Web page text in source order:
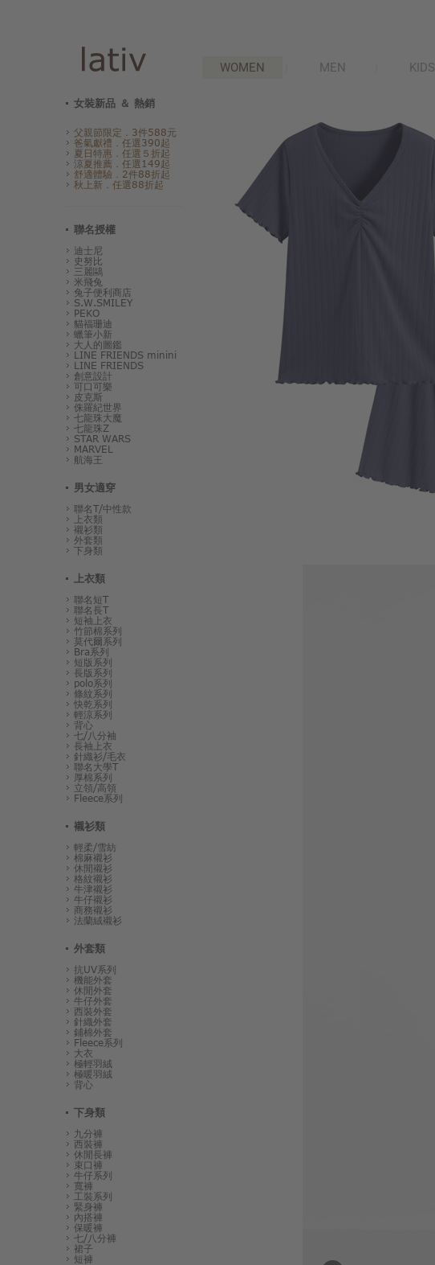
WOMEN MEN KIDS
女裝新品 ＆ 熱銷
父親節限定．3件588元
爸氣獻禮．任選390起
夏日特惠．任選５折起
涼夏推薦．任選149起
舒適體驗．2件88折起
秋上新．任選88折起
聯名授權
迪士尼
史努比
三麗鷗
米飛兔
兔子便利商店
S.W.SMILEY
PEKO
貓福珊迪
蠟筆小新
大人的圖鑑
LINE FRIENDS minini
LINE FRIENDS
創意設計
可口可樂
皮克斯
侏羅紀世界
七龍珠大魔
七龍珠Z
STAR WARS
MARVEL
航海王
男女適穿
聯名T/中性款
上衣類
襯衫類
外套類
下身類
上衣類
聯名短T
聯名長T
短袖上衣
竹節棉系列
莫代爾系列
Bra系列
短版系列
長版系列
polo系列
條紋系列
快乾系列
輕涼系列
背心
七/八分袖
長袖上衣
針織衫/毛衣
聯名大學T
厚棉系列
立領/高領
Fleece系列
襯衫類
輕柔/雪紡
棉麻襯衫
休閒襯衫
格紋襯衫
牛津襯衫
牛仔襯衫
商務襯衫
法蘭絨襯衫
外套類
抗UV系列
機能外套
休閒外套
牛仔外套
西裝外套
針織外套
鋪棉外套
Fleece系列
大衣
極輕羽絨
極暖羽絨
背心
下身類
九分褲
西裝褲
休閒長褲
束口褲
牛仔系列
寬褲
工裝系列
緊身褲
內搭褲
保暖褲
七/八分褲
裙子
短褲